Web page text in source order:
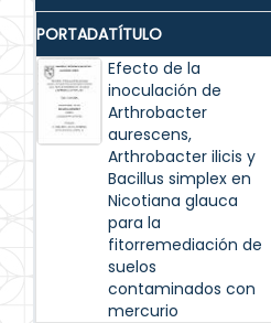
PORTADATÍTULO
Efecto de la
inoculación de
Arthrobacter
aurescens,
Arthrobacter ilicis y
Bacillus simplex en
Nicotiana glauca
para la
fitorremediación de
suelos
contaminados con
mercurio